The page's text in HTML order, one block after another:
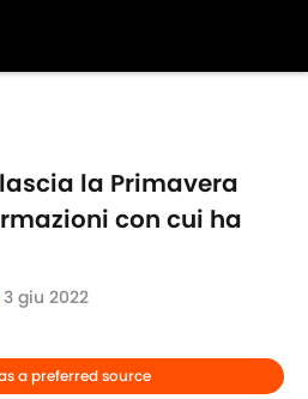
la Primavera
con cui ha
3 giu 2022
a preferred source